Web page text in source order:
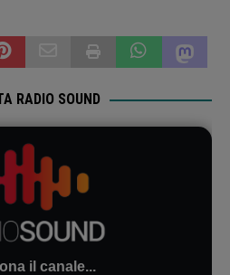
RADIO SOUND
il canale...